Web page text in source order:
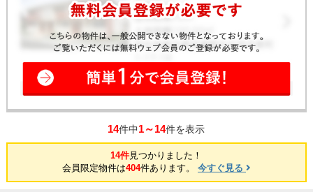
14件中1～14件を表示
14件見つかりました！
会員限定物件は404件あります。 今すぐ見る